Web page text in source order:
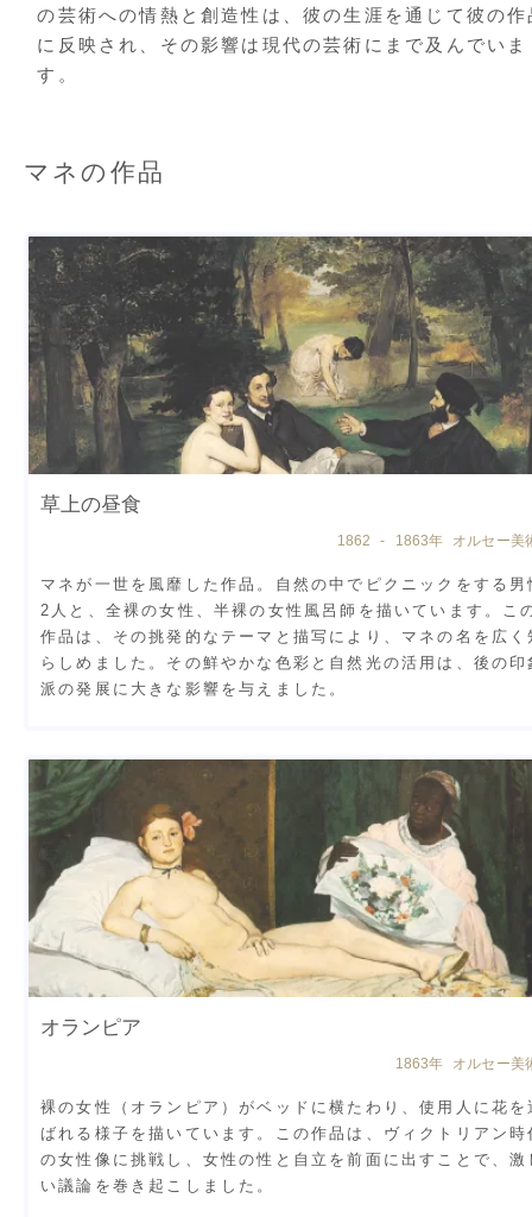
の芸術への情熱と創造性は、彼の生涯を通じて彼の作
に反映され、その影響は現代の芸術にまで及んでいま
す。
マネの作品
草上の昼食
1862 - 1863年 オルセー美
マネが一世を風靡した作品。自然の中でピクニックをする男
2人と、全裸の女性、半裸の女性風呂師を描いています。こ
作品は、その挑発的なテーマと描写により、マネの名を広く
らしめました。その鮮やかな色彩と自然光の活用は、後の印
派の発展に大きな影響を与えました。
オランピア
1863年 オルセー美
裸の女性（オランピア）がベッドに横たわり、使用人に花を
ばれる様子を描いています。この作品は、ヴィクトリアン時
の女性像に挑戦し、女性の性と自立を前面に出すことで、激
い議論を巻き起こしました。